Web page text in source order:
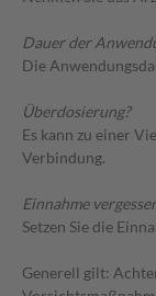
Dauer der
Die
Überdosierung?
Es kann zu einer
Verbindung.
Einnahme
Setzen Sie die
Generell gilt: